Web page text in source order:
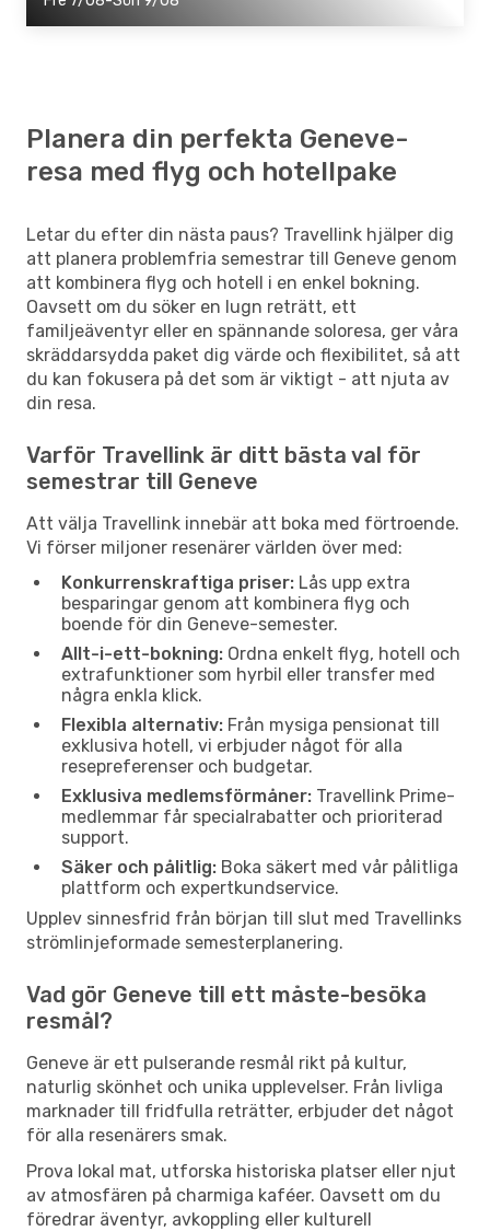
Planera din perfekta Geneve-
resa med flyg och hotellpake
Letar du efter din nästa paus? Travellink hjälper dig
att planera problemfria semestrar till Geneve genom
att kombinera flyg och hotell i en enkel bokning.
Oavsett om du söker en lugn reträtt, ett
familjeäventyr eller en spännande soloresa, ger våra
skräddarsydda paket dig värde och flexibilitet, så att
du kan fokusera på det som är viktigt - att njuta av
din resa.
Varför Travellink är ditt bästa val för
semestrar till Geneve
Att välja Travellink innebär att boka med förtroende.
Vi förser miljoner resenärer världen över med:
Konkurrenskraftiga priser: Lås upp extra
besparingar genom att kombinera flyg och
boende för din Geneve-semester.
Allt-i-ett-bokning: Ordna enkelt flyg, hotell och
extrafunktioner som hyrbil eller transfer med
några enkla klick.
Flexibla alternativ: Från mysiga pensionat till
exklusiva hotell, vi erbjuder något för alla
resepreferenser och budgetar.
Exklusiva medlemsförmåner: Travellink Prime-
medlemmar får specialrabatter och prioriterad
support.
Säker och pålitlig: Boka säkert med vår pålitliga
plattform och expertkundservice.
Upplev sinnesfrid från början till slut med Travellinks
strömlinjeformade semesterplanering.
Vad gör Geneve till ett måste-besöka
resmål?
Geneve är ett pulserande resmål rikt på kultur,
naturlig skönhet och unika upplevelser. Från livliga
marknader till fridfulla reträtter, erbjuder det något
för alla resenärers smak.
Prova lokal mat, utforska historiska platser eller njut
av atmosfären på charmiga kaféer. Oavsett om du
föredrar äventyr, avkoppling eller kulturell